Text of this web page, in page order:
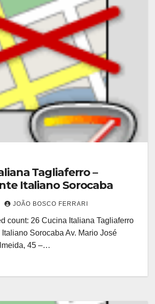
Tagliaferro –
Italiano Sorocaba
JOÃO BOSCO FERRARI
count: 26 Cucina Italiana Tagliaferro
Sorocaba Av. Mario José
45 –…